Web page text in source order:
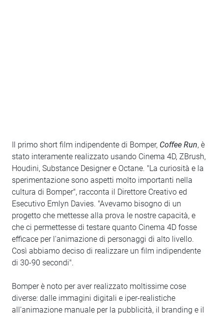
Il primo short film indipendente di Bomper, Coffee Run, è
stato interamente realizzato usando Cinema 4D, ZBrush,
Houdini, Substance Designer e Octane. "La curiosità e la
sperimentazione sono aspetti molto importanti nella
cultura di Bomper", racconta il Direttore Creativo ed
Esecutivo Emlyn Davies. "Avevamo bisogno di un
progetto che mettesse alla prova le nostre capacità, e
che ci permettesse di testare quanto Cinema 4D fosse
efficace per l'animazione di personaggi di alto livello.
Così abbiamo deciso di realizzare un film indipendente
di 30-90 secondi".
Bomper è noto per aver realizzato moltissime cose
diverse: dalle immagini digitali e iper-realistiche
all'animazione manuale per la pubblicità, il branding e il